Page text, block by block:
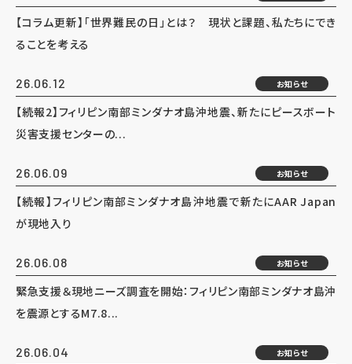
【コラム更新】「世界難民の日」とは？ 現状と課題、私たちにでき
ることを考える
26.06.12 お知らせ
【続報2】フィリピン南部ミンダナオ島沖地震、新たにピースボート
災害支援センターの...
26.06.09 お知らせ
【続報】フィリピン南部ミンダナオ島沖地震で新たにAAR Japan
が現地入り
26.06.08 お知らせ
緊急支援＆現地ニーズ調査を開始：フィリピン南部ミンダナオ島沖
を震源とするM7.8...
26.06.04 お知らせ